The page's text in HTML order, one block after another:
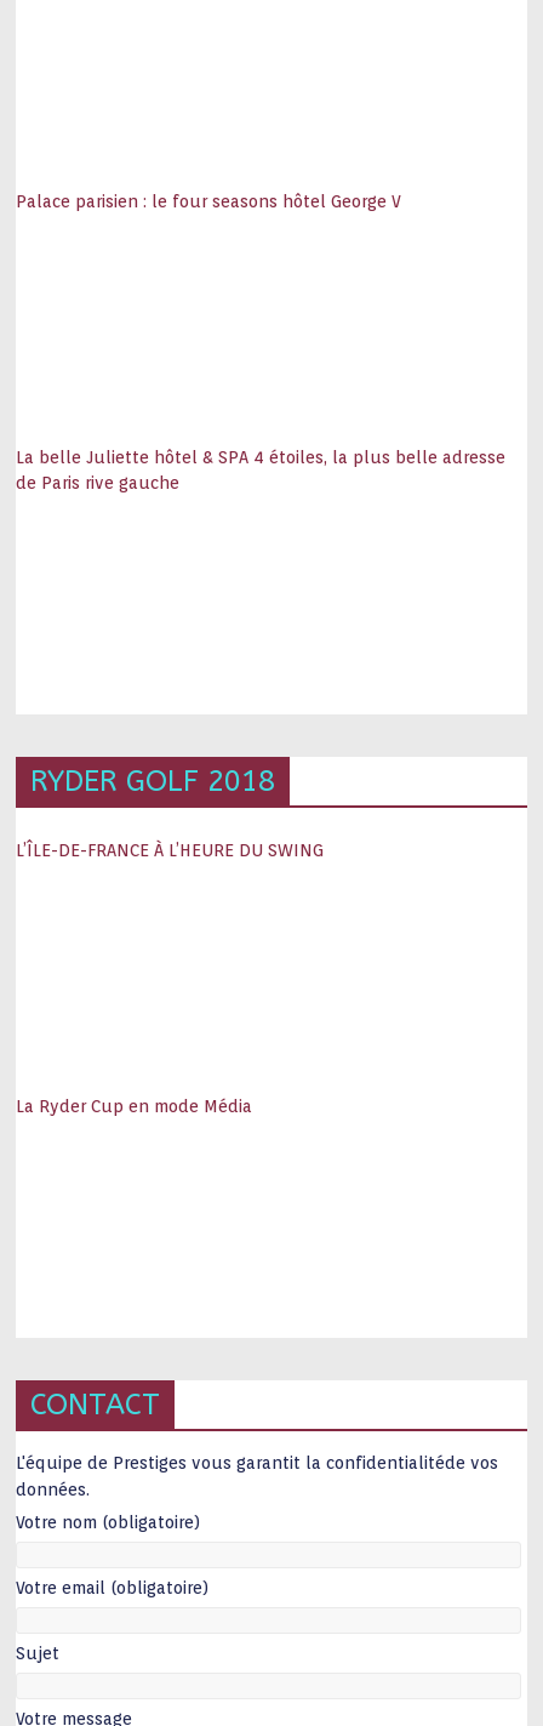
Palace parisien : le four seasons hôtel George V
La belle Juliette hôtel & SPA 4 étoiles, la plus belle adresse
de Paris rive gauche
RYDER GOLF 2018
L’ÎLE-DE-FRANCE À L’HEURE DU SWING
La Ryder Cup en mode Média
CONTACT
L'équipe de Prestiges vous garantit la confidentialitéde vos
données.
Votre nom (obligatoire)
Votre email (obligatoire)
Sujet
Votre message